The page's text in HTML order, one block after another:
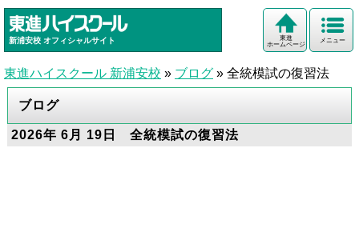
新浦安校 オフィシャルサイト メニュー
東進
ホームページ
東進ハイスクール 新浦安校 » ブログ » 全統模試の復習法
ブログ
2026年 6月 19日 全統模試の復習法